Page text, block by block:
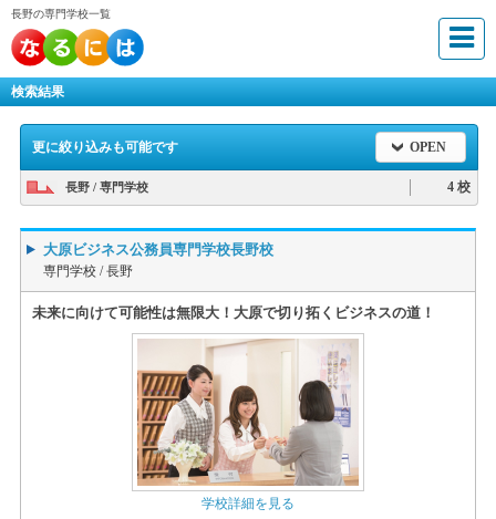
長野の専門学校一覧
検索結果
更に絞り込みも可能です OPEN
長野 / 専門学校 4 校
大原ビジネス公務員専門学校長野校
専門学校 /長野
未来に向けて可能性は無限大！大原で切り拓くビジネスの道！
学校詳細を見る